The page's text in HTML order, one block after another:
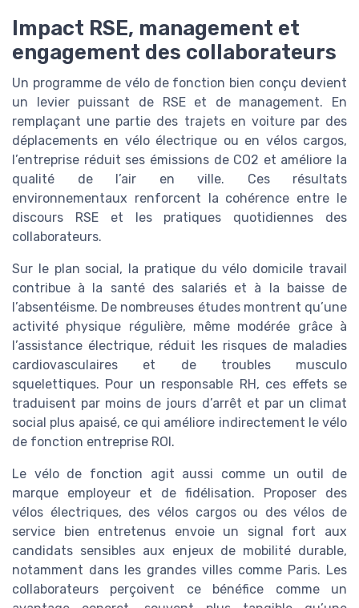
Impact RSE, management et
engagement des collaborateurs
Un programme de vélo de fonction bien conçu devient
un levier puissant de RSE et de management. En
remplaçant une partie des trajets en voiture par des
déplacements en vélo électrique ou en vélos cargos,
l’entreprise réduit ses émissions de CO2 et améliore la
qualité de l’air en ville. Ces résultats
environnementaux renforcent la cohérence entre le
discours RSE et les pratiques quotidiennes des
collaborateurs.
Sur le plan social, la pratique du vélo domicile travail
contribue à la santé des salariés et à la baisse de
l’absentéisme. De nombreuses études montrent qu’une
activité physique régulière, même modérée grâce à
l’assistance électrique, réduit les risques de maladies
cardiovasculaires et de troubles musculo
squelettiques. Pour un responsable RH, ces effets se
traduisent par moins de jours d’arrêt et par un climat
social plus apaisé, ce qui améliore indirectement le vélo
de fonction entreprise ROI.
Le vélo de fonction agit aussi comme un outil de
marque employeur et de fidélisation. Proposer des
vélos électriques, des vélos cargos ou des vélos de
service bien entretenus envoie un signal fort aux
candidats sensibles aux enjeux de mobilité durable,
notamment dans les grandes villes comme Paris. Les
collaborateurs perçoivent ce bénéfice comme un